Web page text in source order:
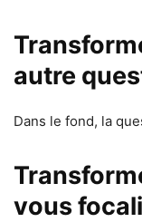
autre
Dans le fond, la
vous